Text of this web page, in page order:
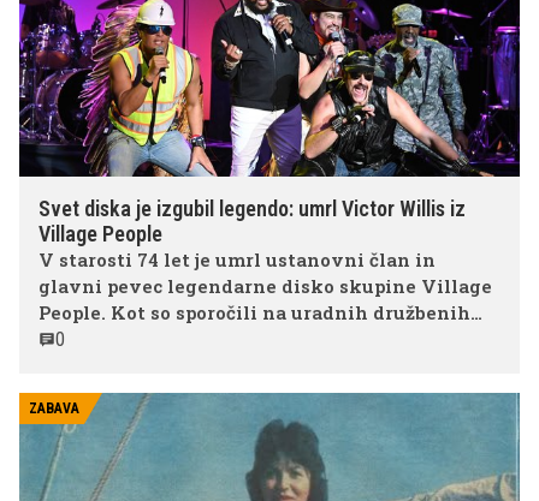
Svet diska je izgubil legendo: umrl Victor Willis iz
Village People
V starosti 74 let je umrl ustanovni član in
glavni pevec legendarne disko skupine Village
People. Kot so sporočili na uradnih družbenih
omrežjih skupine, je glasbenik umrl po kratki, a
prosila za spoštovanje zasebnosti v času
žalovanja.
0
ZABAVA